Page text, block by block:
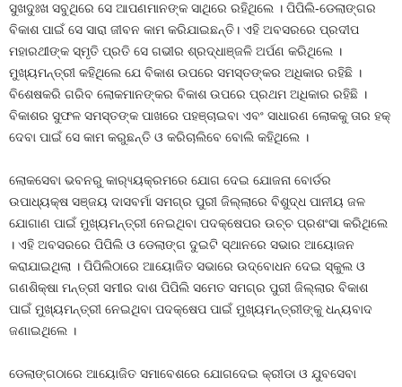
ସୁଖଦୁଃଖ ସବୁଥିରେ ସେ ଆପଣମାନଙ୍କ ସାଥିରେ ରହିଥିଲେ । ପିପିଲି-ଡେଲାଙ୍ଗର
ବିକାଶ ପାଇଁ ସେ ସାରା ଜୀବନ କାମ କରିଯାଇଛନ୍ତି। ଏହି ଅବସରରେ ପ୍ରଦୀପ
ମହାରଥୀଙ୍କ ସ୍ମୃତି ପ୍ରତି ସେ ଗଭୀର ଶ୍ରଦ୍ଧାଞ୍ଜଳି ଅର୍ପଣ କରିଥିଲେ ।
ମୁଖ୍ୟମନ୍ତ୍ରୀ କହିଥିଲେ ଯେ ବିକାଶ ଉପରେ ସମସ୍ତଙ୍କର ଅଧିକାର ରହିଛି ।
ବିଶେଷକରି ଗରିବ ଲୋକମାନଙ୍କର ବିକାଶ ଉପରେ ପ୍ରଥମ ଅଧିକାର ରହିଛି ।
ବିକାଶର ସୁଫଳ ସମସ୍ତଙ୍କ ପାଖରେ ପହଞ୍ଚାଇବା ଏବଂ ସାଧାରଣ ଲୋକକୁ ତାର ହକ୍
ଦେବା ପାଇଁ ସେ କାମ କରୁଛନ୍ତି ଓ କରିଚାଲିବେ ବୋଲି କହିଥିଲେ ।
ଲୋକସେବା ଭବନରୁ କାର‌୍ୟ୍ୟକ୍ରମରେ ଯୋଗ ଦେଇ ଯୋଜନା ବୋର୍ଡର
ଉପାଧ୍ୟକ୍ଷ ସଞ୍ଜୟ ଦାସବର୍ମା ସମଗ୍ର ପୁରୀ ଜିଲ୍ଲାରେ ବିଶୁଦ୍ଧ ପାନୀୟ ଜଳ
ଯୋଗାଣ ପାଇଁ ମୁଖ୍ୟମନ୍ତ୍ରୀ ନେଇଥିବା ପଦକ୍ଷେପର ଉଚ୍ଚ ପ୍ରଶଂସା କରିଥିଲେ
। ଏହି ଅବସରରେ ପିପିଲି ଓ ଡେଲାଙ୍ଗ ଦୁଇଟି ସ୍ଥାନରେ ସଭାର ଆୟୋଜନ
କରାଯାଇଥିଲା । ପିପିଲିଠାରେ ଆୟୋଜିତ ସଭାରେ ଉଦ୍ବୋଧନ ଦେଇ ସ୍କୁଲ ଓ
ଗଣଶିକ୍ଷା ମନ୍ତ୍ରୀ ସମୀର ଦାଶ ପିପିଲି ସମେତ ସମଗ୍ର ପୁରୀ ଜିଲ୍ଲାର ବିକାଶ
ପାଇଁ ମୁଖ୍ୟମନ୍ତ୍ରୀ ନେଇଥିବା ପଦକ୍ଷେପ ପାଇଁ ମୁଖ୍ୟମନ୍ତ୍ରୀଙ୍କୁ ଧନ୍ୟବାଦ
ଜଣାଇଥିଲେ ।
ଡେଲାଙ୍ଗଠାରେ ଆୟୋଜିତ ସମାବେଶରେ ଯୋଗଦେଇ କ୍ରୀଡା ଓ ଯୁବସେବା